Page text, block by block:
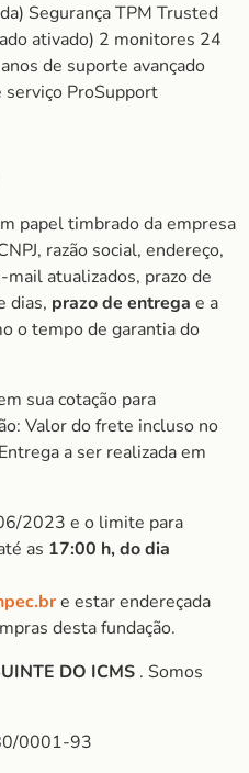
Segurança TPM Trusted
ativado) 2 monitores 24
de suporte avançado
serviço ProSupport
papel timbrado da empresa
razão social, endereço,
atualizados, prazo de
dias, prazo de entrega e a
o tempo de garantia do
sua cotação para
Valor do frete incluso no
a ser realizada em
2023 e o limite para
as 17:00 h, do dia
e estar endereçada
desta fundação.
DO ICMS . Somos
0001-93